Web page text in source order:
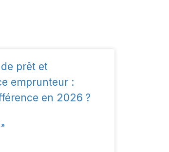
prêt et
emprunteur :
en 2026 ?